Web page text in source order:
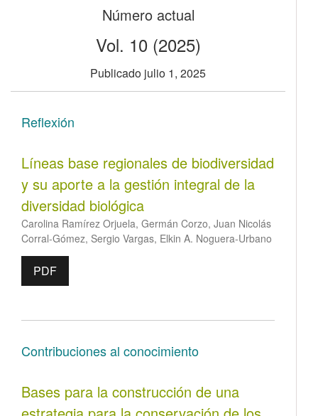
Número actual
Vol. 10 (2025)
Publicado julio 1, 2025
Reflexión
Líneas base regionales de biodiversidad
y su aporte a la gestión integral de la
diversidad biológica
Carolina Ramírez Orjuela, Germán Corzo, Juan Nicolás
Corral-Gómez, Sergio Vargas, Elkin A. Noguera-Urbano
PDF
Contribuciones al conocimiento
Bases para la construcción de una